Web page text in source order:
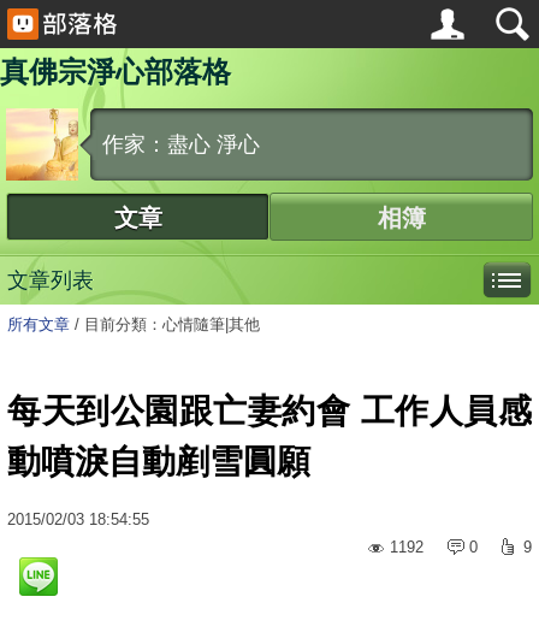
真佛宗淨心部落格
作家：盡心 淨心
文章 相簿
文章列表
所有文章 / 目前分類：心情隨筆|其他
每天到公園跟亡妻約會 工作人員感
動噴淚自動剷雪圓願
2015/02/03 18:54:55
1192
0 9